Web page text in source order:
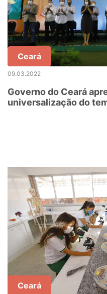
Ceará
09.03.2022
Governo do Ceará
universalização do
Ceará